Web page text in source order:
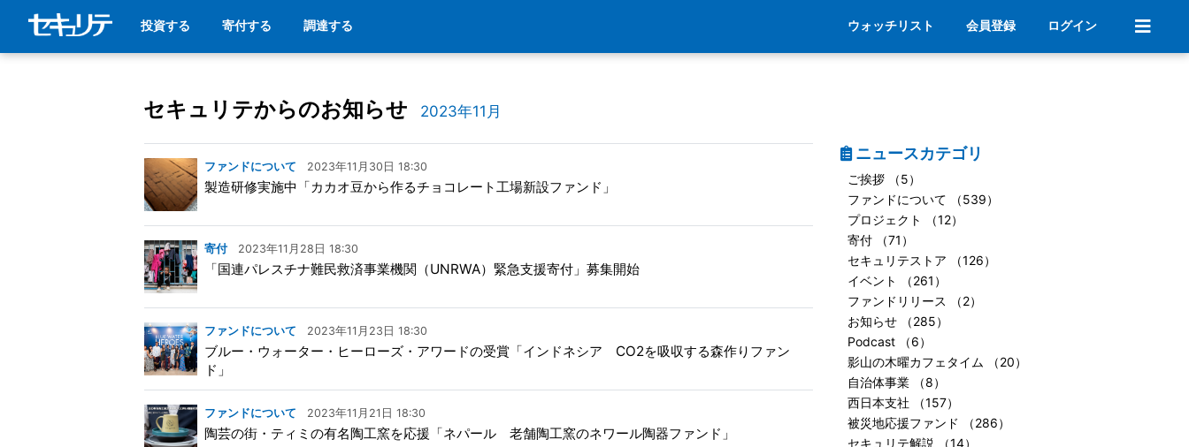
投資する 寄付する 調達する ウォッチリスト 会員登録 ログイン
セキュリテからのお知らせ 2023年11月
ファンドについて 2023年11月30日 18:30
製造研修実施中「カカオ豆から作るチョコレート工場新設ファンド」
寄付 2023年11月28日 18:30
「国連パレスチナ難民救済事業機関（UNRWA）緊急支援寄付」募集開始
ファンドについて 2023年11月23日 18:30
ブルー・ウォーター・ヒーローズ・アワードの受賞「インドネシア CO2を吸収する森作りファン
ド」
ファンドについて 2023年11月21日 18:30
陶芸の街・ティミの有名陶工窯を応援「ネパール 老舗陶工窯のネワール陶器ファンド」
ニュースカテゴリ
ご挨拶 （5）
ファンドについて （539）
プロジェクト （12）
寄付 （71）
セキュリテストア （126）
イベント （261）
ファンドリリース （2）
お知らせ （285）
Podcast （6）
影山の木曜カフェタイム （20）
自治体事業 （8）
西日本支社 （157）
被災地応援ファンド （286）
セキュリテ解説 （14）